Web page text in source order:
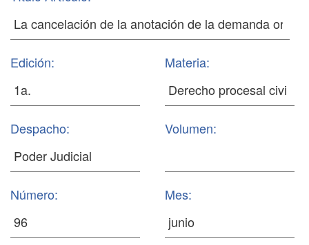
Edición: Materia:
Despacho: Volumen:
Número: Mes: